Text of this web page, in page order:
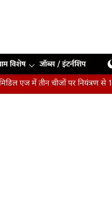
विशेष जॉब्स / इंटर्नशिप
में तीन चीजों पर नियंत्रण से 13 साल